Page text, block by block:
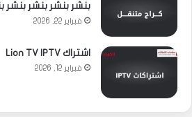
بنشر بنشر بنشر بنشر
فبراير 22, 2026
اشتراك Lion TV IPTV
فبراير 12, 2026